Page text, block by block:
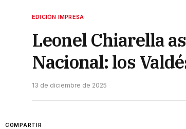
EDICIÓN IMPRESA
Leonel Chiarella
Nacional: los
13 de diciembre de 2025
COMPARTIR